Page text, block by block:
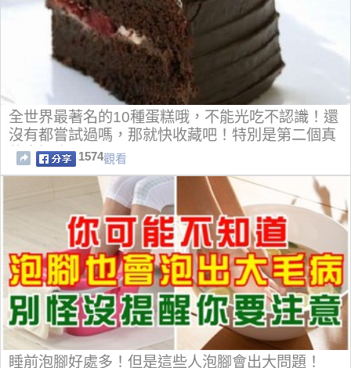
全世界最著名的10種蛋糕哦，不能光吃不認識！還
沒有都嘗試過嗎，那就快收藏吧！特別是第二個真
的太好吃了！
1574觀看
睡前泡腳好處多！但是這些人泡腳會出大問題！